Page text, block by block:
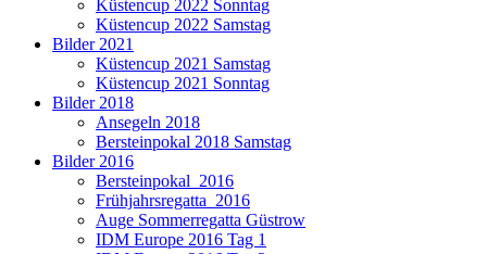
Küstencup 2022 Sonntag
Küstencup 2022 Samstag
Bilder 2021
Küstencup 2021 Samstag
Küstencup 2021 Sonntag
Bilder 2018
Ansegeln 2018
Bersteinpokal 2018 Samstag
Bilder 2016
Bersteinpokal_2016
Frühjahrsregatta_2016
Auge Sommerregatta Güstrow
IDM Europe 2016 Tag 1